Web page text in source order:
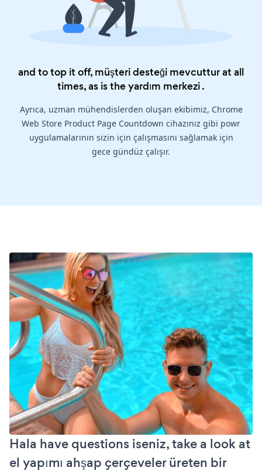
and to top it off, müşteri desteği mevcuttur at all
times, as is theyardım merkezi.
Ayrıca, uzman mühendislerden oluşan ekibimiz, Chrome
Web Store Product Page Countdown cihazınız gibi powr
uygulamalarının sizin için çalışmasını sağlamak için
gece gündüz çalışır.
Hala have questions iseniz, take a look at
el yapımı ahşap çerçeveler üreten bir